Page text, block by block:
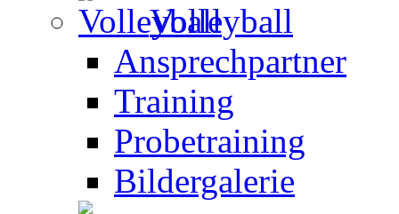
Volleyball
Ansprechpartner
Training
Probetraining
Bildergalerie